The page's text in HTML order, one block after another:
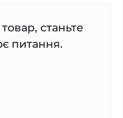
станьте
питання.